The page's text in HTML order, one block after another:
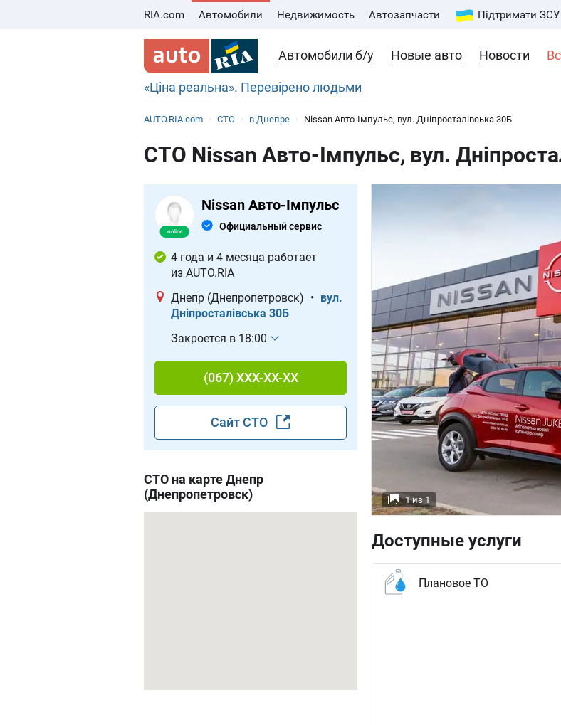
RIA.com Автомобили Недвижимость Автозапчасти Підтримати ЗСУ
Автомобили б/у Новые авто Новости
«Ціна реальна». Перевірено людьми
AUTO.RIA.com СТО в Днепре Nissan Авто-Імпульс, вул. Дніпросталівська 30Б
СТО Nissan Авто-Імпульс, вул.
1 из 1
Nissan Авто-Імпульс
Официальный сервис
4 года и 4 месяца работает
из AUTO.RIA
Днепр (Днепропетровск) • вул.
Дніпросталівська 30Б
Закроется в 18:00
(067) XXX-XX-XX
Сайт СТО
СТО на карте Днепр
(Днепропетровск)
Доступные услуги
Плановое ТО